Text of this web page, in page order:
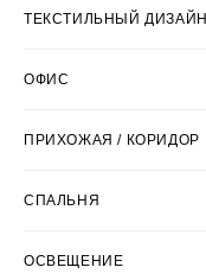
ТЕКСТИЛЬНЫЙ ДИЗАЙН
ОФИС
ПРИХОЖАЯ / КОРИДОР
СПАЛЬНЯ
ОСВЕЩЕНИЕ